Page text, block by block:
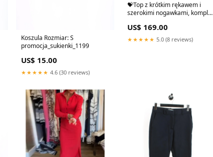
Koszula Rozmiar: S
promocja_sukienki_1199
US$ 15.00
★★★★★ 4.6 (30 reviews)
💝Top z krótkim rękawem i
szerokimi nogawkami, komplet
(50KG-60KG)
US$ 169.00
★★★★★ 5.0 (8 reviews)